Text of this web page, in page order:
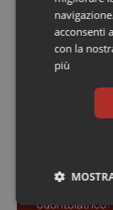
Puglia
Sardegna
Umbria
Malattie rare
Malattia di
AI e
acconsenti
con la
più
Necessari